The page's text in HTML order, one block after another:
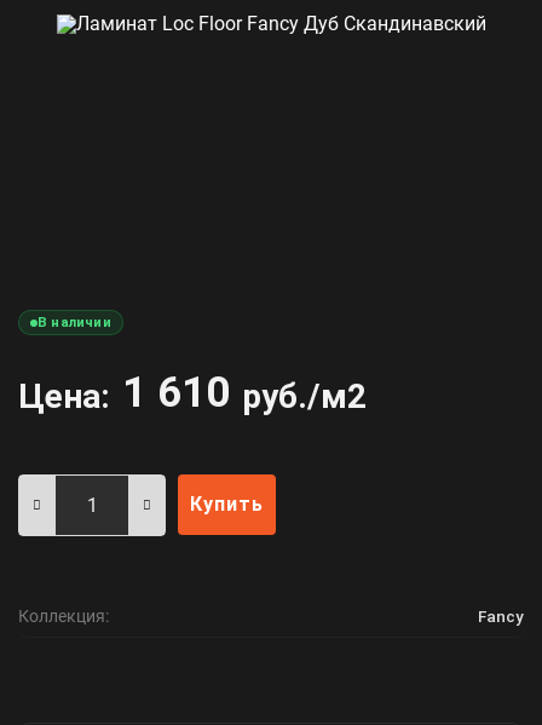
В наличии
Цена: 1 610 руб./м2
Купить
Коллекция: Fancy